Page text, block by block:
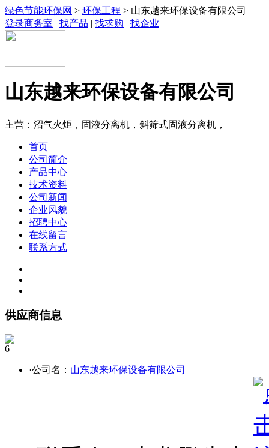
绿色节能环保网 > 环保工程 > 山东越来环保设备有限公司
登录商务室 | 找产品 | 找求购 | 找企业
山东越来环保设备有限公司
主营：沼气火炬，固液分离机，斜筛式固液分离机，
首页
公司简介
产品中心
技术资料
公司新闻
企业风貌
招聘中心
在线留言
联系方式
供应商信息
6
·公司名： 山东越来环保设备有限公司